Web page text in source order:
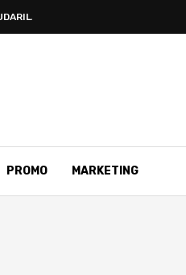
PROMO MARKETING